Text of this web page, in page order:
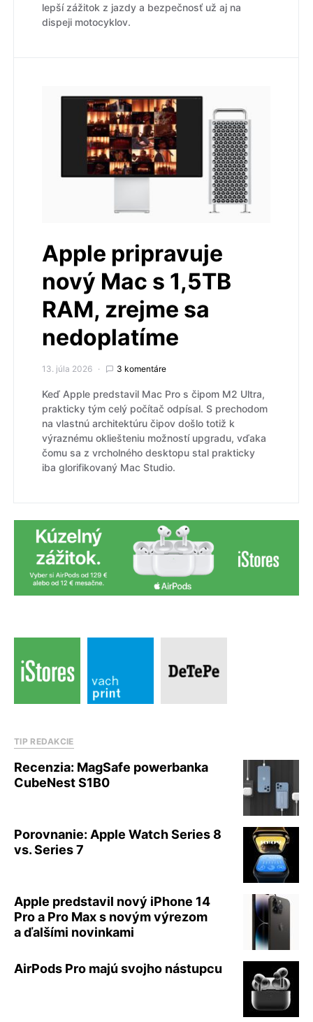
lepší zážitok z jazdy a bezpečnosť už aj na
dispeji motocyklov.
Apple pripravuje
nový Mac s 1,5TB
RAM, zrejme sa
nedoplatíme
13. júla 2026 3 komentáre
Keď Apple predstavil Mac Pro s čipom M2 Ultra,
prakticky tým celý počítač odpísal. S prechodom
na vlastnú architektúru čipov došlo totiž k
výraznému okliešteniu možností upgradu, vďaka
čomu sa z vrcholného desktopu stal prakticky
iba glorifikovaný Mac Studio.
TIP REDAKCIE
Recenzia: MagSafe powerbanka
CubeNest S1B0
Porovnanie: Apple Watch Series 8
vs. Series 7
Apple predstavil nový iPhone 14
Pro a Pro Max s novým výrezom
a ďalšími novinkami
AirPods Pro majú svojho nástupcu